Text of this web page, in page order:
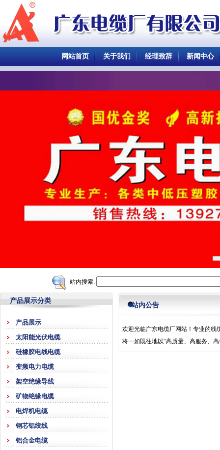
网站首页 关于我们 经理致辞 新闻中心
站内搜索:
产品展示分类
产品展示
太阳能光伏电缆
硅橡胶电线电缆
变频电力电缆
架空绝缘导线
矿物绝缘电缆
电焊机电缆
钢芯铝绞线
铝合金电缆
站内公告
欢迎光临广东电缆厂网站！ 专业的线
将一如既往地以“高质量、高服务、